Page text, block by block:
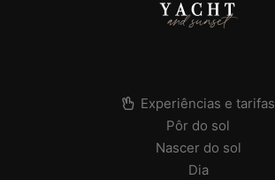
Experiências e tarifas
Pôr do sol
Nascer do sol
Dia